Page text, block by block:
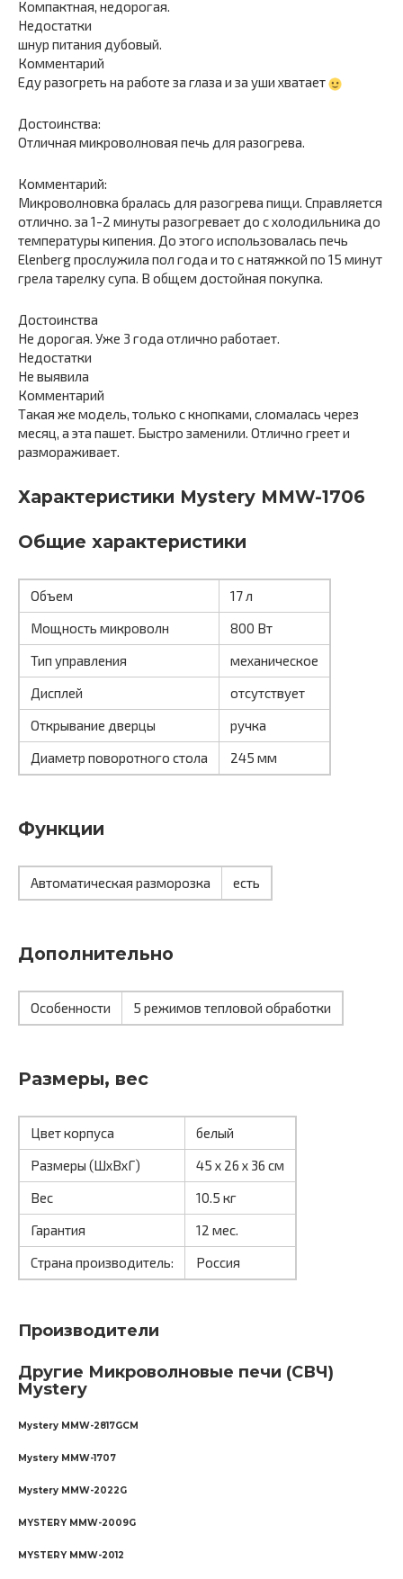
Компактная, недорогая.
Недостатки
шнур питания дубовый.
Комментарий
Еду разогреть на работе за глаза и за уши хватает
Достоинства:
Отличная микроволновая печь для разогрева.
Комментарий:
Микроволновка бралась для разогрева пищи. Справляется
отлично. за 1-2 минуты разогревает до с холодильника до
температуры кипения. До этого использовалась печь
Elenberg прослужила пол года и то с натяжкой по 15 минут
грела тарелку супа. В общем достойная покупка.
Достоинства
Не дорогая. Уже 3 года отлично работает.
Недостатки
Не выявила
Комментарий
Такая же модель, только с кнопками, сломалась через
месяц, а эта пашет. Быстро заменили. Отлично греет и
размораживает.
Характеристики Mystery MMW-1706
Общие характеристики
Объем
17 л
Мощность микроволн
800 Вт
Тип управления
механическое
Дисплей
отсутствует
Открывание дверцы
ручка
Диаметр поворотного стола
245 мм
Функции
Автоматическая разморозка есть
Дополнительно
Особенности 5 режимов тепловой обработки
Размеры, вес
Цвет корпуса
белый
Размеры (ШхВхГ)
45 х 26 х 36 см
Вес
10.5 кг
Гарантия
12 мес.
Страна производитель:
Россия
Производители
Другие Микроволновые печи (СВЧ)
Mystery
Mystery MMW-2817GCM
Mystery MMW-1707
Mystery MMW-2022G
MYSTERY MMW-2009G
MYSTERY MMW-2012